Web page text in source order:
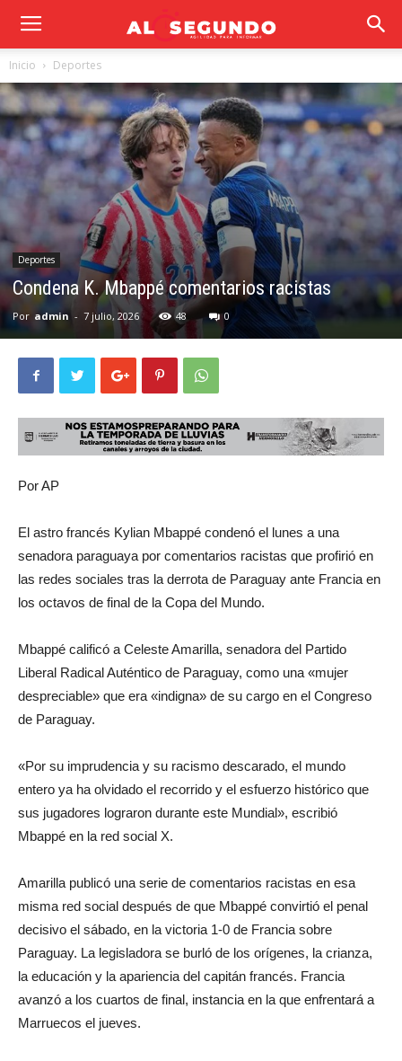
Inicio Deportes
Deportes
Condena K. Mbappé comentarios racistas
Por admin - 7 julio, 2026 48 0
Por AP
El astro francés Kylian Mbappé condenó el lunes a una
senadora paraguaya por comentarios racistas que profirió en
las redes sociales tras la derrota de Paraguay ante Francia en
los octavos de final de la Copa del Mundo.
Mbappé calificó a Celeste Amarilla, senadora del Partido
Liberal Radical Auténtico de Paraguay, como una «mujer
despreciable» que era «indigna» de su cargo en el Congreso
de Paraguay.
«Por su imprudencia y su racismo descarado, el mundo
entero ya ha olvidado el recorrido y el esfuerzo histórico que
sus jugadores lograron durante este Mundial», escribió
Mbappé en la red social X.
Amarilla publicó una serie de comentarios racistas en esa
misma red social después de que Mbappé convirtió el penal
decisivo el sábado, en la victoria 1-0 de Francia sobre
Paraguay. La legisladora se burló de los orígenes, la crianza,
la educación y la apariencia del capitán francés. Francia
avanzó a los cuartos de final, instancia en la que enfrentará a
Marruecos el jueves.